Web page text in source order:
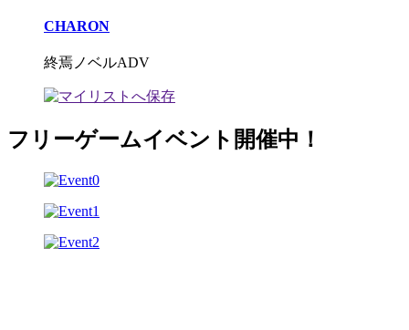
CHARON
終焉ノベルADV
フリーゲームイベント開催中！